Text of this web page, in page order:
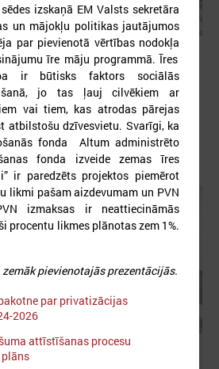
iespējām efektīvi un
vides avāriju gadījumā
efektīvi un operatīvi sadarboties vides
izskaņā EM Valsts sekretāra
un mājokļu politikas jautājumos
par pievienotā vērtības nodokļa
īre māju programmā. Īres
ir būtisks faktors sociālās
jo tas ļauj cilvēkiem ar
vai tiem, kas atrodas pārejas
atbilstošu dzīvesvietu. Svarīgi, ka
fonda Altum administrēto
fonda izveide zemas īres
ir paredzēts projektos piemērot
likmi pašam aizdevumam un PVN
izmaksas ir neattiecināmās
procentu likmes plānotas zem 1%.
pievienotajās prezentācijās.
par privatizācijas
2026
attīstīšanas procesu